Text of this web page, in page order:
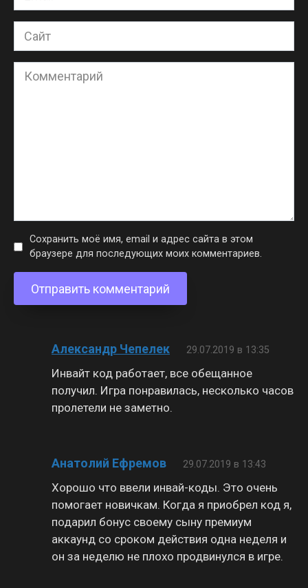
*
Сайт
Комментарий
Сохранить моё имя, email и адрес сайта в этом
браузере для последующих моих комментариев.
Александр Чепелек 29.07.2019 в 13:35
Инвайт код работает, все обещанное
получил. Игра понравилась, несколько часов
пролетели не заметно.
Анатолий Ефремов 29.07.2019 в 13:43
Хорошо что ввели инвай-коды. Это очень
помогает новичкам. Когда я приобрел код я,
подарил бонус своему сыну премиум
аккаунд со сроком действия одна неделя и
он за неделю не плохо продвинулся в игре.